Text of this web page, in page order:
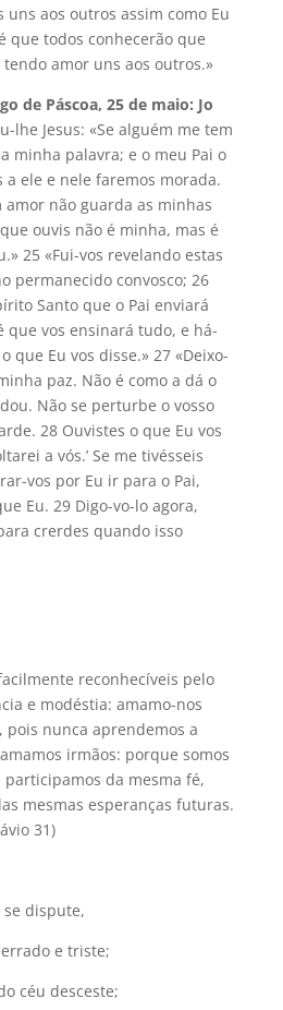
uns aos outros assim como Eu
que todos conhecerão que
amor uns aos outros.»
de Páscoa, 25 de maio: Jo
lhe Jesus: «Se alguém me tem
minha palavra; e o meu Pai o
a ele e nele faremos morada.
amor não guarda as minhas
ouvis não é minha, mas é
25 «Fui-vos revelando estas
permanecido convosco; 26
Santo que o Pai enviará
que vos ensinará tudo, e há-
que Eu vos disse.» 27 «Deixo-
paz. Não é como a dá o
Não se perturbe o vosso
28 Ouvistes o que Eu vos
a vós.’ Se me tivésseis
vos por Eu ir para o Pai,
Eu. 29 Digo-vo-lo agora,
crerdes quando isso
reconhecíveis pelo
e modéstia: amamo-nos
pois nunca aprendemos a
irmãos: porque somos
da mesma fé,
mesmas esperanças futuras.
31)
dispute,
e triste;
céu desceste;